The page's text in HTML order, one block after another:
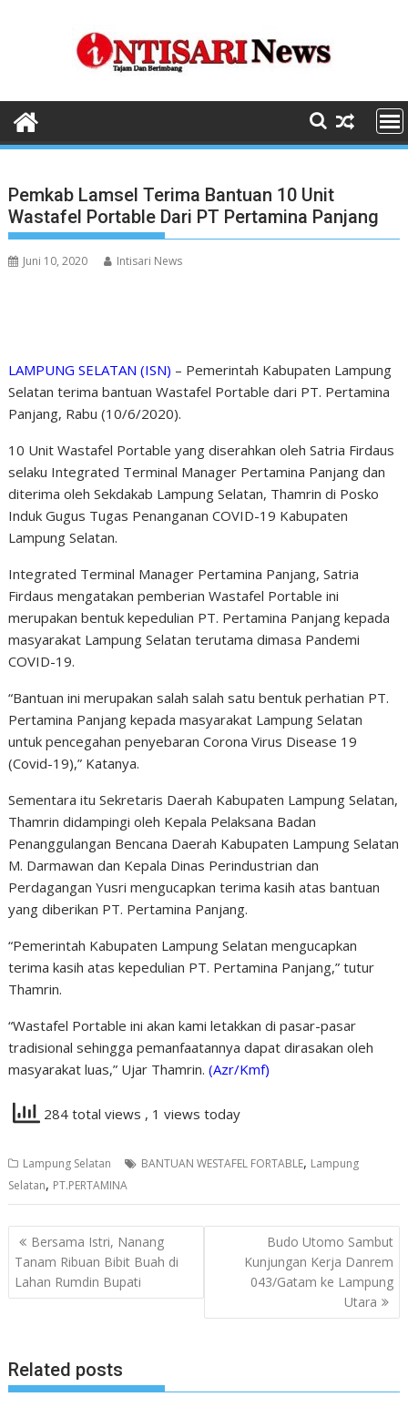
Pemkab Lamsel Terima Bantuan 10 Unit
Wastafel Portable Dari PT Pertamina Panjang
Juni 10, 2020 Intisari News
LAMPUNG SELATAN (ISN) – Pemerintah Kabupaten Lampung
Selatan terima bantuan Wastafel Portable dari PT. Pertamina
Panjang, Rabu (10/6/2020).
10 Unit Wastafel Portable yang diserahkan oleh Satria Firdaus
selaku Integrated Terminal Manager Pertamina Panjang dan
diterima oleh Sekdakab Lampung Selatan, Thamrin di Posko
Induk Gugus Tugas Penanganan COVID-19 Kabupaten
Lampung Selatan.
Integrated Terminal Manager Pertamina Panjang, Satria
Firdaus mengatakan pemberian Wastafel Portable ini
merupakan bentuk kepedulian PT. Pertamina Panjang kepada
masyarakat Lampung Selatan terutama dimasa Pandemi
COVID-19.
“Bantuan ini merupakan salah salah satu bentuk perhatian PT.
Pertamina Panjang kepada masyarakat Lampung Selatan
untuk pencegahan penyebaran Corona Virus Disease 19
(Covid-19),” Katanya.
Sementara itu Sekretaris Daerah Kabupaten Lampung Selatan,
Thamrin didampingi oleh Kepala Pelaksana Badan
Penanggulangan Bencana Daerah Kabupaten Lampung Selatan
M. Darmawan dan Kepala Dinas Perindustrian dan
Perdagangan Yusri mengucapkan terima kasih atas bantuan
yang diberikan PT. Pertamina Panjang.
“Pemerintah Kabupaten Lampung Selatan mengucapkan
terima kasih atas kepedulian PT. Pertamina Panjang,” tutur
Thamrin.
“Wastafel Portable ini akan kami letakkan di pasar-pasar
tradisional sehingga pemanfaatannya dapat dirasakan oleh
masyarakat luas,” Ujar Thamrin.(Azr/Kmf)
284 total views , 1 views today
Lampung Selatan BANTUAN WESTAFEL FORTABLE, Lampung
Selatan, PT.PERTAMINA
Navigasi
pos
Bersama Istri, Nanang
Tanam Ribuan Bibit Buah di
Lahan Rumdin Bupati
Budo Utomo Sambut
Kunjungan Kerja Danrem
043/Gatam ke Lampung
Utara
Related posts